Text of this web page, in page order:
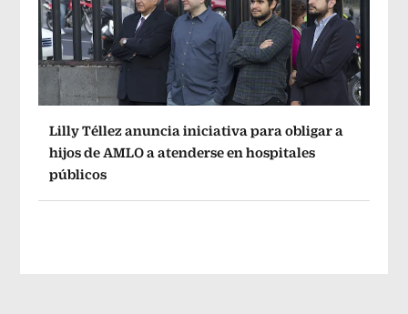
Lilly Téllez anuncia iniciativa para obligar a
hijos de AMLO a atenderse en hospitales
públicos